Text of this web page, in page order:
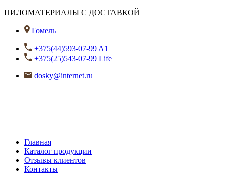
ПИЛОМАТЕРИАЛЫ С ДОСТАВКОЙ
Гомель
+375(44)593-07-99 A1
+375(25)543-07-99 Life
dosky@internet.ru
Главная
Каталог продукции
Отзывы клиентов
Контакты